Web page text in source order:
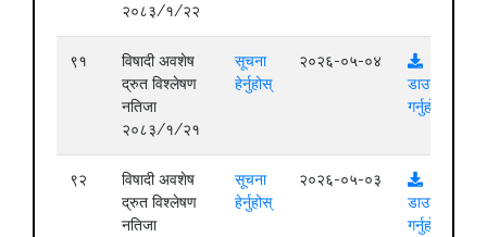
२०८३/१/२२
९१
विषादी अवशेष
द्रुत विश्लेषण
नतिजा
२०८३/१/२१
सूचना
हेर्नुहोस्
२०२६-०५-०४
डाउनलोड
गर्नुहोस्
९२
विषादी अवशेष
द्रुत विश्लेषण
नतिजा
सूचना
हेर्नुहोस्
२०२६-०५-०३
डाउनलोड
गर्नुहोस्